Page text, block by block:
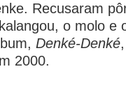
Recusaram
o molo e
Denké-Denké
2000.